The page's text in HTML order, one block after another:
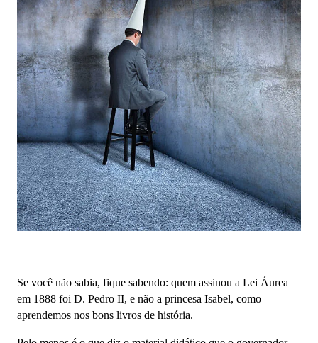
Se você não sabia, fique sabendo: quem assinou a Lei Áurea
em 1888 foi D. Pedro II, e não a princesa Isabel, como
aprendemos nos bons livros de história.